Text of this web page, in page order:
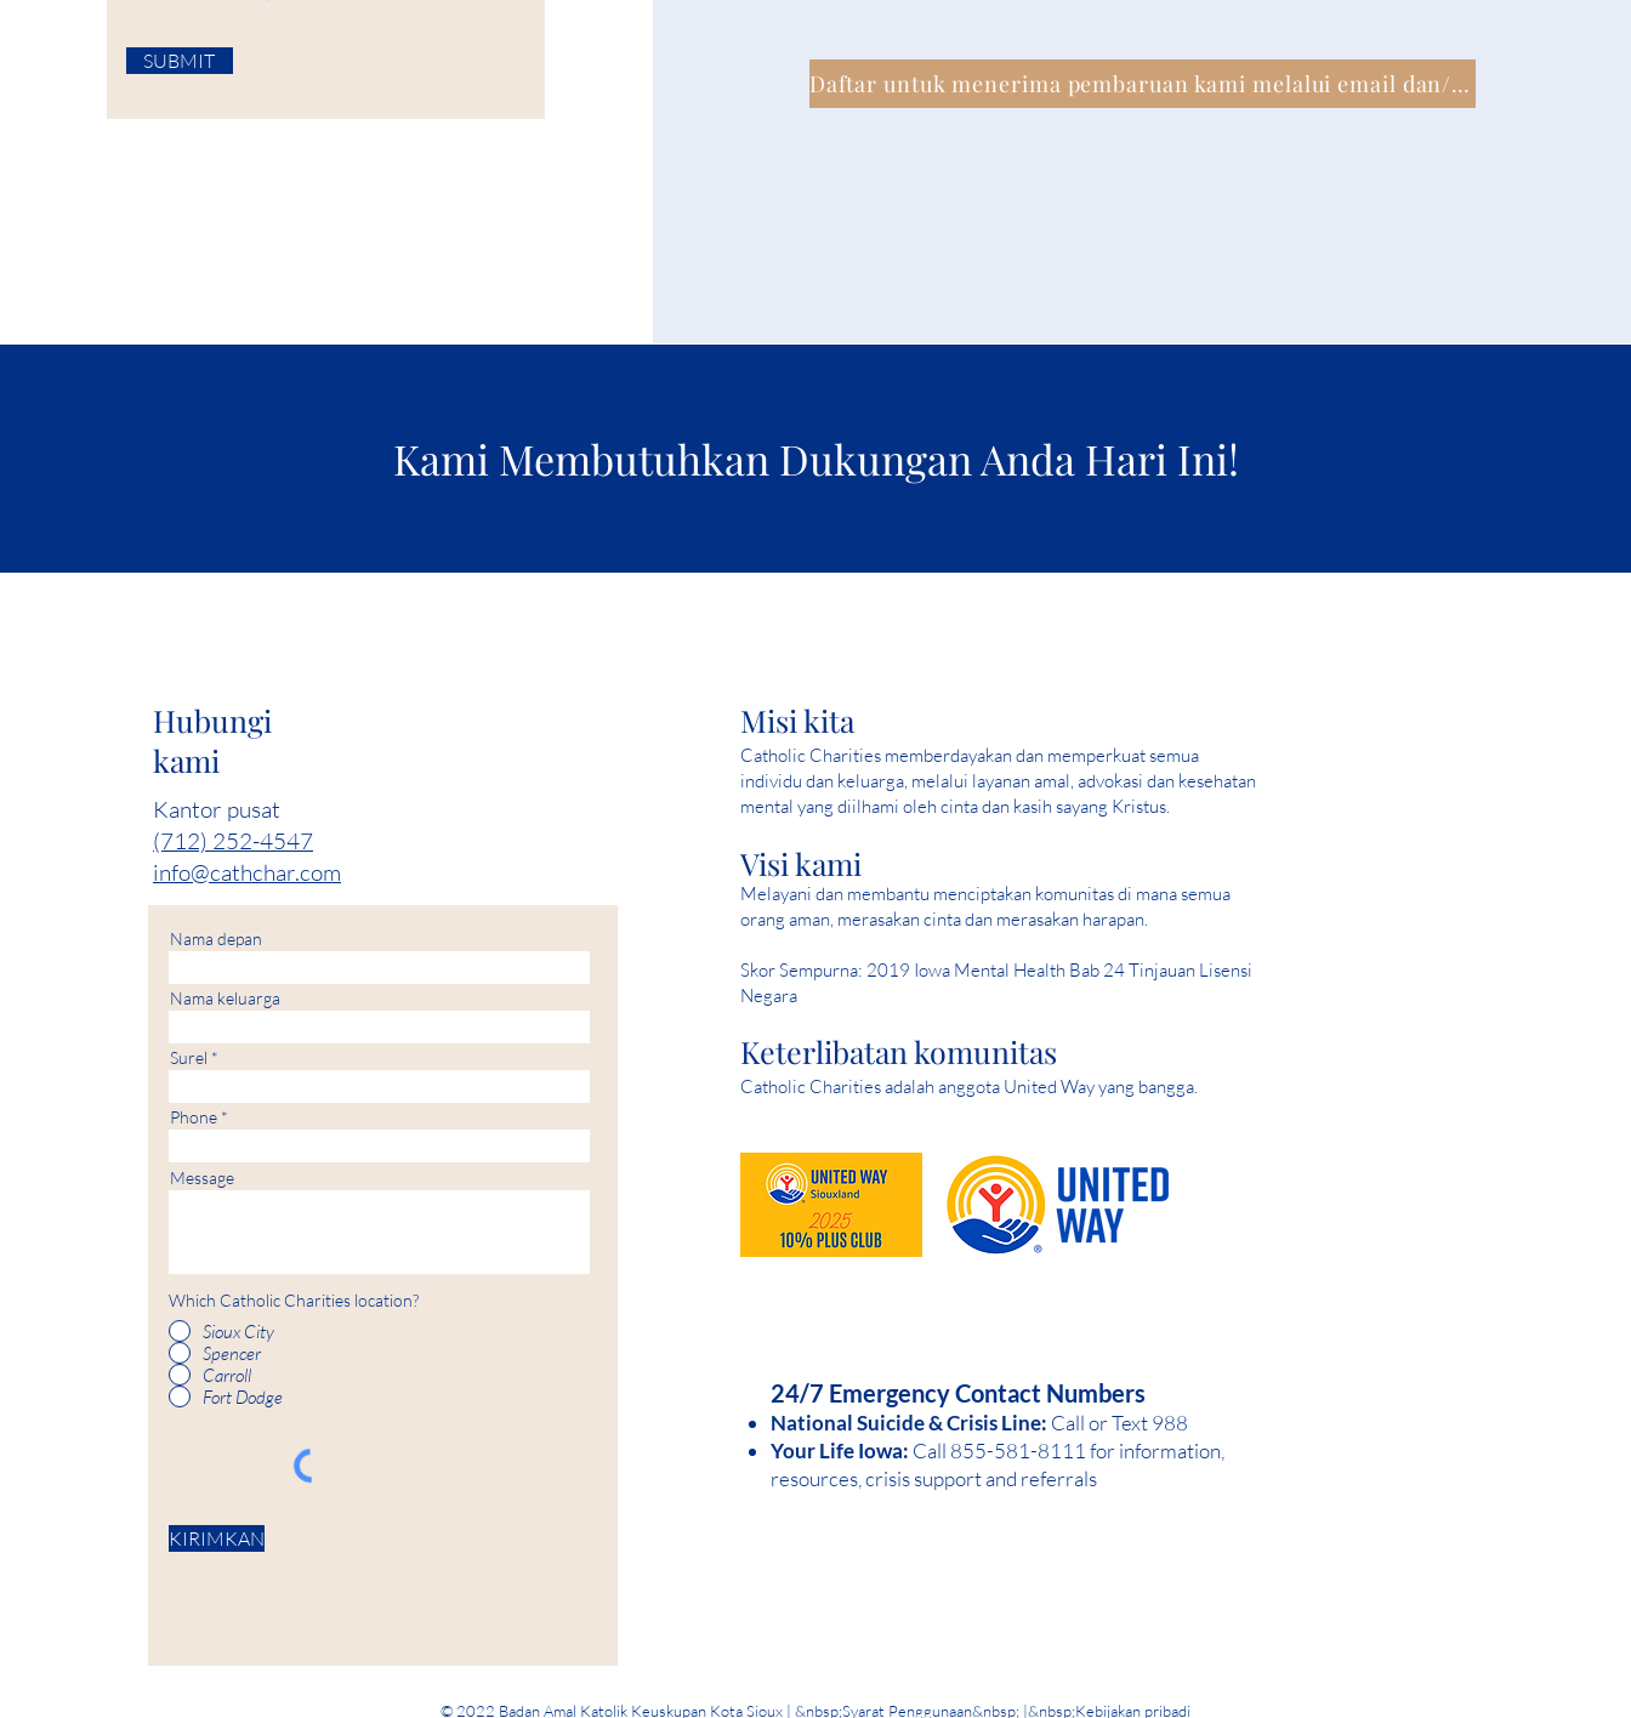
SUBMIT
Daftar untuk menerima pembaruan kami melalui email dan/atau surat
Kami Membutuhkan Dukungan Anda Hari Ini!
Hubungi
kami
Kantor pusat
(712) 252-4547
info@cathchar.com
Nama depan
Nama keluarga
Surel
Phone
Message
Which Catholic Charities location?
Sioux City
Spencer
Carroll
Fort Dodge
KIRIMKAN
Catholic Charities memberdayakan dan memperkuat semua
individu dan keluarga, melalui layanan amal, advokasi dan kesehatan
mental yang diilhami oleh cinta dan kasih sayang Kristus.
Misi kita
Visi kami
Melayani dan membantu menciptakan komunitas di mana semua
orang aman, merasakan cinta dan merasakan harapan.
Skor Sempurna: 2019 Iowa Mental Health Bab 24 Tinjauan Lisensi
Negara
Keterlibatan komunitas
Catholic Charities adalah anggota United Way yang bangga.
24/7 Emergency Contact Numbers
National Suicide &Crisis Line: Call or Text 988
Your Life Iowa: Call 855-581-81 11 for information,
resources, crisis support and referrals
© 2022 Badan Amal Katolik Keuskupan Kota Sioux | &nbsp;Syarat Penggunaan&nbsp; |&nbsp;Kebijakan pribadi